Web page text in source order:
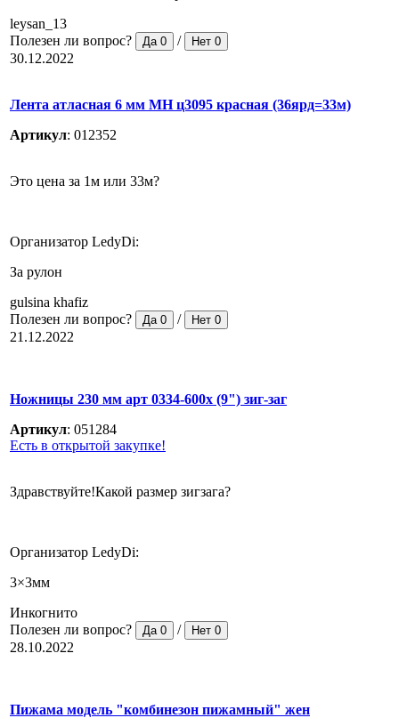
leysan_13
Полезен ли вопрос?
Да 0 / Нет 0
30.12.2022
Лента атласная 6 мм МН ц3095 красная (36ярд=33м)
Артикул: 012352
Это цена за 1м или 33м?
Организатор LedyDi:
За рулон
gulsina khafiz
Полезен ли вопрос?
Да 0 / Нет 0
21.12.2022
Ножницы 230 мм арт 0334-600x (9") зиг-заг
Артикул: 051284
Есть в открытой закупке!
Здравствуйте!Какой размер зигзага?
Организатор LedyDi:
3×3мм
Инкогнито
Полезен ли вопрос?
Да 0 / Нет 0
28.10.2022
Пижама модель "комбинезон пижамный" жен